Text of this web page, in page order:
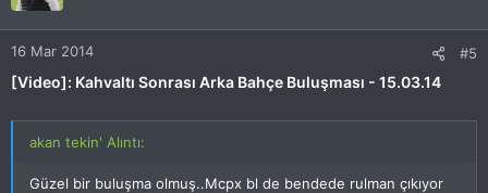
16 Mar 2014 #5
[Video]: Kahvaltı Sonrası Arka Bahçe Buluşması - 15.03.14
akan tekin' Alıntı:
Güzel bir buluşma olmuş..Mcpx bl de bendede rulman çıkıyor